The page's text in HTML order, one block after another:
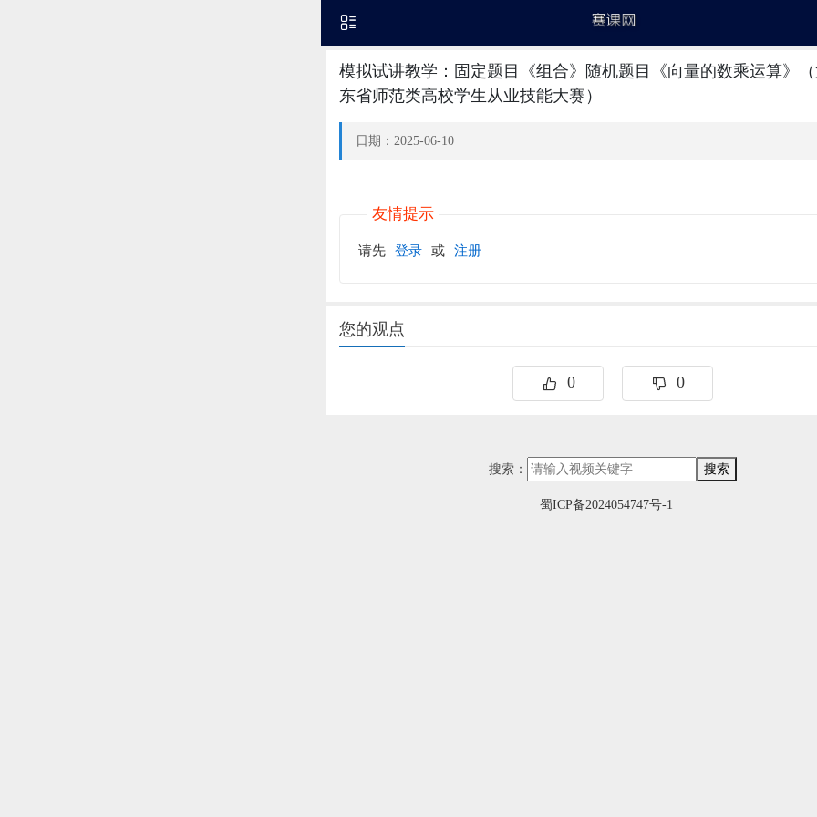
模拟试讲教学：固定题目《组合》随机题目《向量的数乘运算》
东省师范类高校学生从业技能大赛）
日期：2025-06-10
友情提示
请先 登录 或 注册
您的观点
0 0
搜索： 搜索
蜀ICP备2024054747号-1